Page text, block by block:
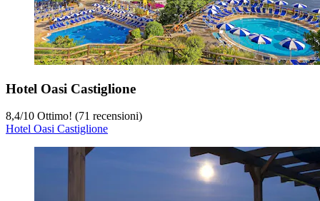
Hotel Oasi Castiglione
8,4/10 Ottimo! (71 recensioni)
Hotel Oasi Castiglione